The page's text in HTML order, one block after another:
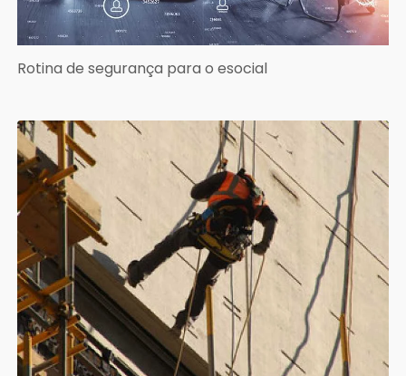
Rotina de segurança para o esocial